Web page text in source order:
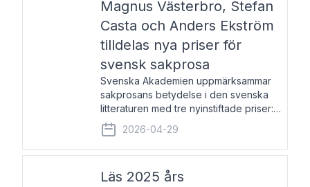
Magnus Västerbro, Stefan
Casta och Anders Ekström
tilldelas nya priser för
svensk sakprosa
Svenska Akademien uppmärksammar
sakprosans betydelse i den svenska
litteraturen med tre nyinstiftade priser:
Svenska Akademiens pris till
framstående författare av svensk
sakprosa som i år går till Magnus
2026-04-29
Läs 2025 års